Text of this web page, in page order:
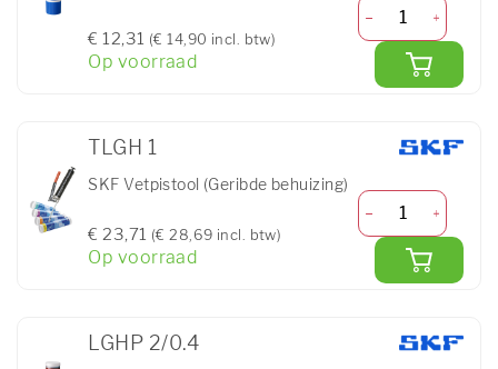
€ 12,31 (€ 14,90 incl. btw)
Op voorraad
TLGH 1
SKF Vetpistool (Geribde behuizing)
€ 23,71 (€ 28,69 incl. btw)
Op voorraad
LGHP 2/0.4